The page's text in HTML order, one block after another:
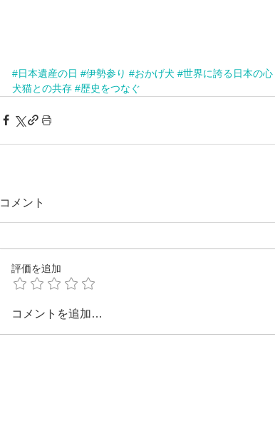
#日本遺産の日 #伊勢参り #おかげ犬 #世界に誇る日本の心
犬猫との共存 #歴史をつなぐ
コメント
評価を追加
コメントを追加…